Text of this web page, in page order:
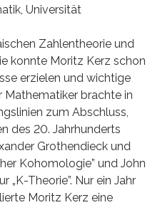
Universität
Zahlentheorie und
konnte Moritz Kerz schon
erzielen und wichtige
Mathematiker brachte in
zum Abschluss,
des 20. Jahrhunderts
Grothendieck und
Kohomologie” und John
„K-Theorie”. Nur ein Jahr
Moritz Kerz eine